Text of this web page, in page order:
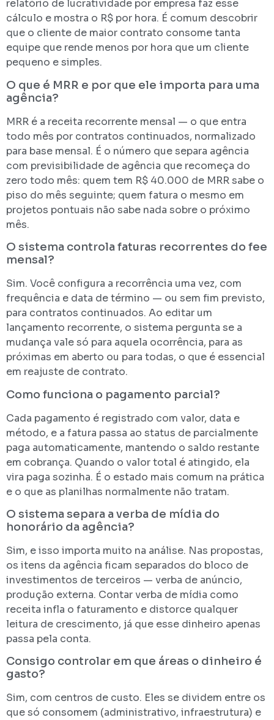
relatório de lucratividade por empresa faz esse
cálculo e mostra o R$ por hora. É comum descobrir
que o cliente de maior contrato consome tanta
equipe que rende menos por hora que um cliente
pequeno e simples.
O que é MRR e por que ele importa para uma
agência?
MRR é a receita recorrente mensal — o que entra
todo mês por contratos continuados, normalizado
para base mensal. É o número que separa agência
com previsibilidade de agência que recomeça do
zero todo mês: quem tem R$ 40.000 de MRR sabe o
piso do mês seguinte; quem fatura o mesmo em
projetos pontuais não sabe nada sobre o próximo
mês.
O sistema controla faturas recorrentes do fee
mensal?
Sim. Você configura a recorrência uma vez, com
frequência e data de término — ou sem fim previsto,
para contratos continuados. Ao editar um
lançamento recorrente, o sistema pergunta se a
mudança vale só para aquela ocorrência, para as
próximas em aberto ou para todas, o que é essencial
em reajuste de contrato.
Como funciona o pagamento parcial?
Cada pagamento é registrado com valor, data e
método, e a fatura passa ao status de parcialmente
paga automaticamente, mantendo o saldo restante
em cobrança. Quando o valor total é atingido, ela
vira paga sozinha. É o estado mais comum na prática
e o que as planilhas normalmente não tratam.
O sistema separa a verba de mídia do
honorário da agência?
Sim, e isso importa muito na análise. Nas propostas,
os itens da agência ficam separados do bloco de
investimentos de terceiros — verba de anúncio,
produção externa. Contar verba de mídia como
receita infla o faturamento e distorce qualquer
leitura de crescimento, já que esse dinheiro apenas
passa pela conta.
Consigo controlar em que áreas o dinheiro é
gasto?
Sim, com centros de custo. Eles se dividem entre os
que só consomem (administrativo, infraestrutura) e